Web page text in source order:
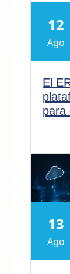
12
Ago
El
para
13
Ago